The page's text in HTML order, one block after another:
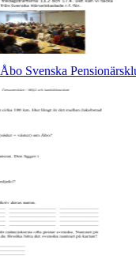
Svenska